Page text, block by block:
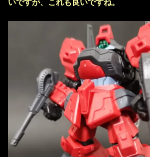
いですが、これも良いですね。